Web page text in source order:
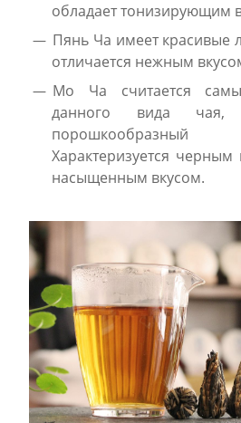
обладает тонизирующим
Пянь Ча имеет красивые
отличается нежным
Мо Ча считается
данного вида чая,
Характеризуется
насыщенным вкусом.